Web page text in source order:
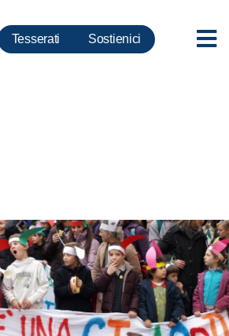
Tesserati Sostienici